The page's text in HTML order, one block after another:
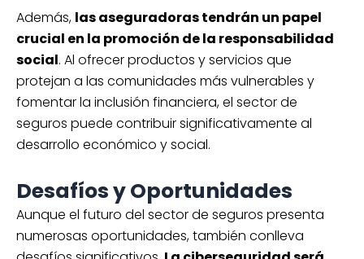
Además, las aseguradoras tendrán un papel
crucial en la promoción de la responsabilidad
social. Al ofrecer productos y servicios que
protejan a las comunidades más vulnerables y
fomentar la inclusión financiera, el sector de
seguros puede contribuir significativamente al
desarrollo económico y social.
Desafíos y Oportunidades
Aunque el futuro del sector de seguros presenta
numerosas oportunidades, también conlleva